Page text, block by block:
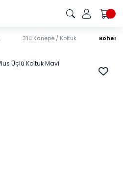
3'lü Kanepe / Koltuk Bohem